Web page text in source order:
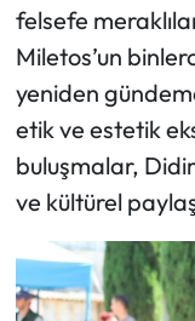
felsefe
Miletos’un
yeniden
etik ve estetik
buluşmalar,
ve kültürel